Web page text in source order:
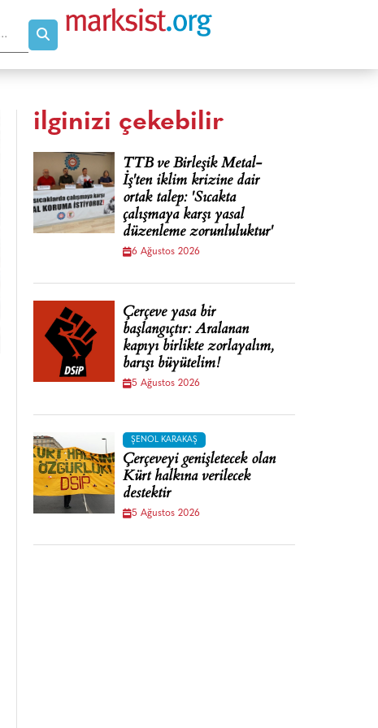
ilginizi çekebilir
TTB ve Birleşik Metal-
İş'ten iklim krizine dair
ortak talep: 'Sıcakta
çalışmaya karşı yasal
düzenleme zorunluluktur'
6 Ağustos 2026
Çerçeve yasa bir
başlangıçtır: Aralanan
kapıyı birlikte zorlayalım,
barışı büyütelim!
5 Ağustos 2026
ŞENOL KARAKAŞ
Çerçeveyi genişletecek olan
Kürt halkına verilecek
destektir
5 Ağustos 2026